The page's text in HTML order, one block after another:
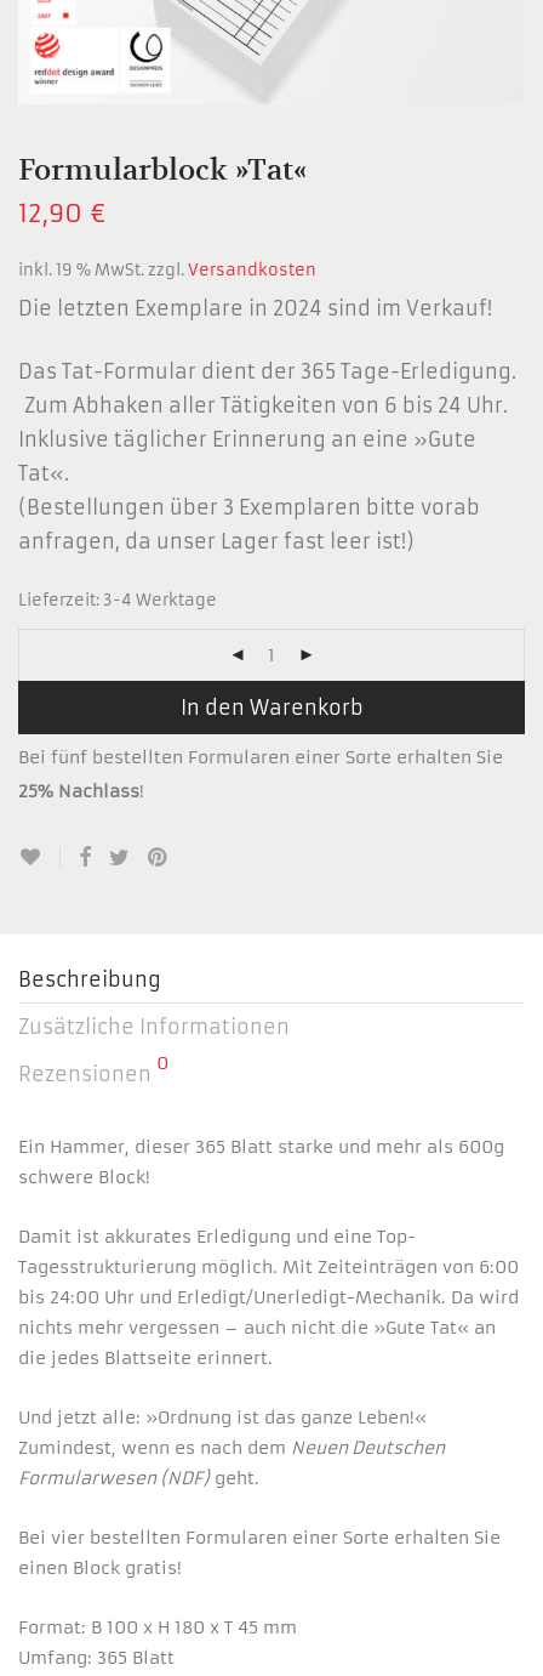
Formularblock »Tat«
12,90 €
inkl. 19 % MwSt. zzgl. Versandkosten
Die letzten Exemplare in 2024 sind im Verkauf!
Das Tat-Formular dient der 365 Tage-Erledigung.
Zum Abhaken aller Tätigkeiten von 6 bis 24 Uhr.
Inklusive täglicher Erinnerung an eine »Gute
Tat«.
(Bestellungen über 3 Exemplaren bitte vorab
anfragen, da unser Lager fast leer ist!)
Lieferzeit: 3-4 Werktage
In den Warenkorb
Bei fünf bestellten Formularen einer Sorte erhalten Sie
25% Nachlass!
Beschreibung
Zusätzliche Informationen
Rezensionen 0
Ein Hammer, dieser 365 Blatt starke und mehr als 600g
schwere Block!
Damit ist akkurates Erledigung und eine Top-
Tagesstrukturierung möglich. Mit Zeiteinträgen von 6:00
bis 24:00 Uhr und Erledigt/Unerledigt-Mechanik. Da wird
nichts mehr vergessen – auch nicht die »Gute Tat« an
die jedes Blattseite erinnert.
Und jetzt alle: »Ordnung ist das ganze Leben!«
Zumindest, wenn es nach dem Neuen Deutschen
Formularwesen (NDF)geht.
Bei vier bestellten Formularen einer Sorte erhalten Sie
einen Block gratis!
Format: B 100 x H 180 x T 45 mm
Umfang: 365 Blatt